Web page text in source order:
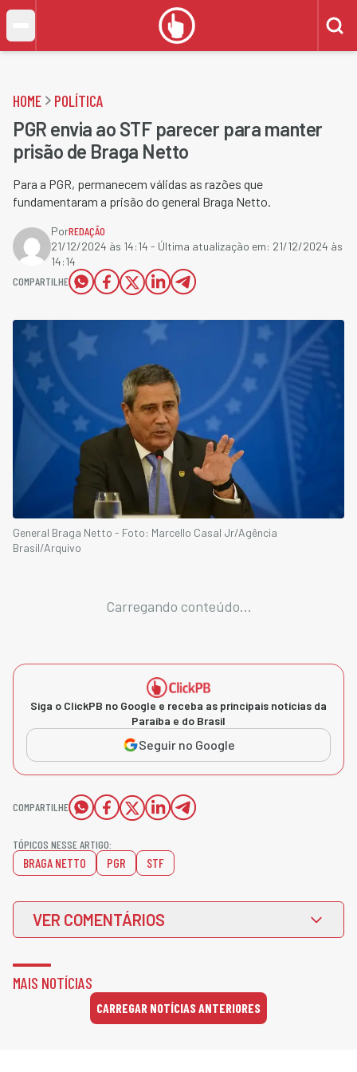
HOME POLÍTICA
PGR envia ao STF parecer para manter
prisão de Braga Netto
Para a PGR, permanecem válidas as razões que
fundamentaram a prisão do general Braga Netto.
PorREDAÇÃO
21/12/2024 às 14:14 - Última atualização em: 21/12/2024 às
14:14
COMPARTILHE
General Braga Netto - Foto: Marcello Casal Jr/Agência
Brasil/Arquivo
Carregando conteúdo...
Siga o ClickPB no Google e receba as principais notícias da
Paraíba e do Brasil
Seguir no Google
COMPARTILHE
TÓPICOS NESSE ARTIGO:
BRAGA NETTO PGR STF
VER COMENTÁRIOS
MAIS NOTÍCIAS
CARREGAR NOTÍCIAS ANTERIORES